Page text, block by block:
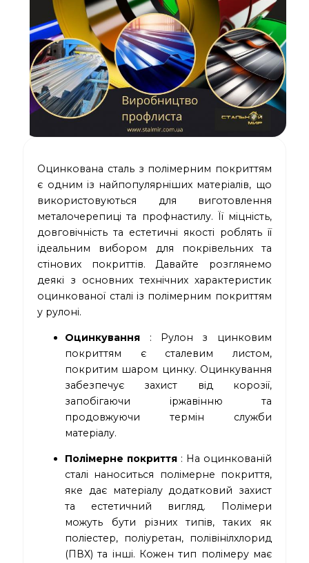
Оцинкована сталь з полімерним покриттям
є одним із найпопулярніших матеріалів, що
використовуються для виготовлення
металочерепиці та профнастилу. Її міцність,
довговічність та естетичні якості роблять її
ідеальним вибором для покрівельних та
стінових покриттів. Давайте розглянемо
деякі з основних технічних характеристик
оцинкованої сталі із полімерним покриттям
у рулоні.
Оцинкування : Рулон з цинковим
покриттям є сталевим листом,
покритим шаром цинку. Оцинкування
забезпечує захист від корозії,
запобігаючи іржавінню та
продовжуючи термін служби
матеріалу.
Полімерне покриття : На оцинкованій
сталі наноситься полімерне покриття,
яке дає матеріалу додатковий захист
та естетичний вигляд. Полімери
можуть бути різних типів, таких як
поліестер, поліуретан, полівінілхлорид
(ПВХ) та інші. Кожен тип полімеру має